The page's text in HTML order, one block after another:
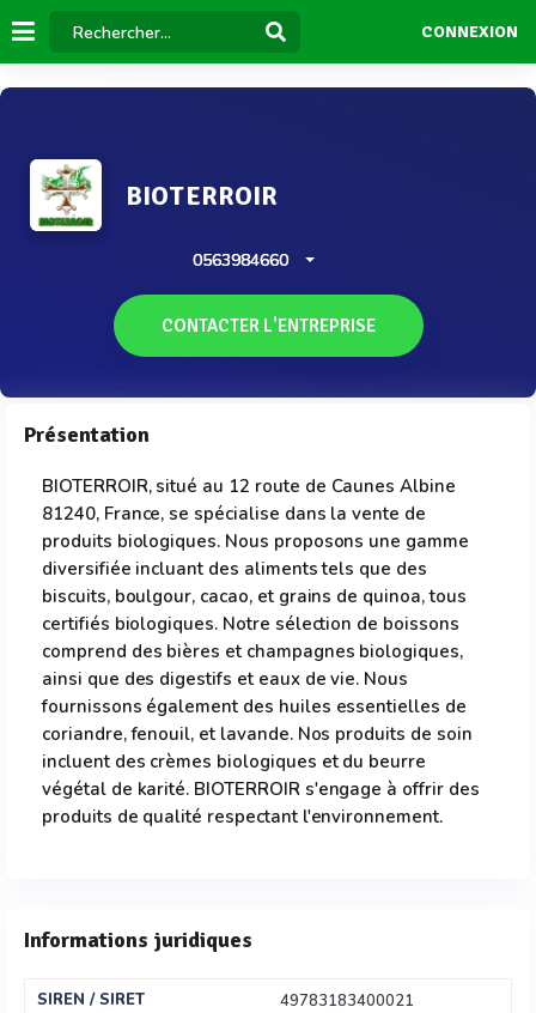
CONNEXION
BIOTERROIR
0563984660
CONTACTER L'ENTREPRISE
Présentation
BIOTERROIR, situé au 12 route de Caunes Albine
81240, France, se spécialise dans la vente de
produits biologiques. Nous proposons une gamme
diversifiée incluant des aliments tels que des
biscuits, boulgour, cacao, et grains de quinoa, tous
certifiés biologiques. Notre sélection de boissons
comprend des bières et champagnes biologiques,
ainsi que des digestifs et eaux de vie. Nous
fournissons également des huiles essentielles de
coriandre, fenouil, et lavande. Nos produits de soin
incluent des crèmes biologiques et du beurre
végétal de karité. BIOTERROIR s'engage à offrir des
produits de qualité respectant l'environnement.
Informations juridiques
SIREN / SIRET
49783183400021